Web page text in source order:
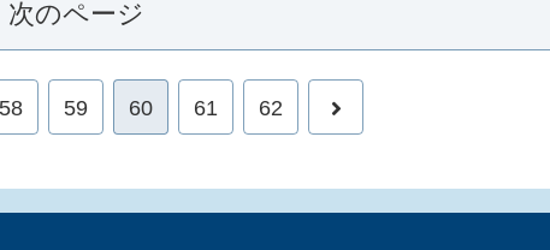
次のページ
58 59 60 61 62